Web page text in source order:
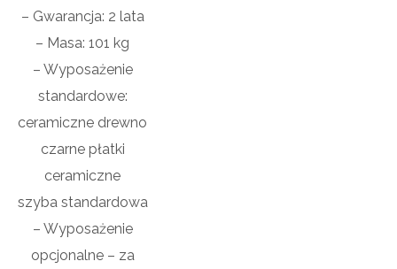
– Gwarancja: 2 lata
– Masa:101 kg
– Wyposażenie
standardowe:
ceramiczne drewno
czarne płatki
ceramiczne
szyba standardowa
– Wyposażenie
opcjonalne – za